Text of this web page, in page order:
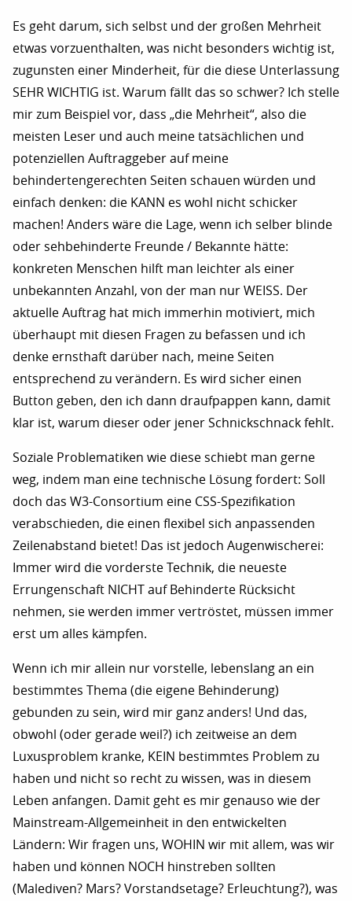
Es geht darum, sich selbst und der großen Mehrheit
etwas vorzuenthalten, was nicht besonders wichtig ist,
zugunsten einer Minderheit, für die diese Unterlassung
SEHR WICHTIG ist. Warum fällt das so schwer? Ich stelle
mir zum Beispiel vor, dass „die Mehrheit“, also die
meisten Leser und auch meine tatsächlichen und
potenziellen Auftraggeber auf meine
behindertengerechten Seiten schauen würden und
einfach denken: die KANN es wohl nicht schicker
machen! Anders wäre die Lage, wenn ich selber blinde
oder sehbehinderte Freunde / Bekannte hätte:
konkreten Menschen hilft man leichter als einer
unbekannten Anzahl, von der man nur WEISS. Der
aktuelle Auftrag hat mich immerhin motiviert, mich
überhaupt mit diesen Fragen zu befassen und ich
denke ernsthaft darüber nach, meine Seiten
entsprechend zu verändern. Es wird sicher einen
Button geben, den ich dann draufpappen kann, damit
klar ist, warum dieser oder jener Schnickschnack fehlt.
Soziale Problematiken wie diese schiebt man gerne
weg, indem man eine technische Lösung fordert: Soll
doch das W3-Consortium eine CSS-Spezifikation
verabschieden, die einen flexibel sich anpassenden
Zeilenabstand bietet! Das ist jedoch Augenwischerei:
Immer wird die vorderste Technik, die neueste
Errungenschaft NICHT auf Behinderte Rücksicht
nehmen, sie werden immer vertröstet, müssen immer
erst um alles kämpfen.
Wenn ich mir allein nur vorstelle, lebenslang an ein
bestimmtes Thema (die eigene Behinderung)
gebunden zu sein, wird mir ganz anders! Und das,
obwohl (oder gerade weil?) ich zeitweise an dem
Luxusproblem kranke, KEIN bestimmtes Problem zu
haben und nicht so recht zu wissen, was in diesem
Leben anfangen. Damit geht es mir genauso wie der
Mainstream-Allgemeinheit in den entwickelten
Ländern: Wir fragen uns, WOHIN wir mit allem, was wir
haben und können NOCH hinstreben sollten
(Malediven? Mars? Vorstandsetage? Erleuchtung?), was